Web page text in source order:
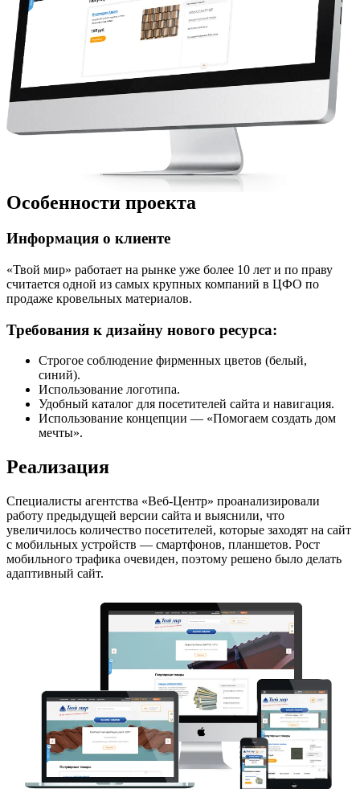
Особенности проекта
Информация о клиенте
«Твой мир» работает на рынке уже более 10 лет и по праву
считается одной из самых крупных компаний в ЦФО по
продаже кровельных материалов.
Требования к дизайну нового ресурса:
Строгое соблюдение фирменных цветов (белый,
синий).
Использование логотипа.
Удобный каталог для посетителей сайта и навигация.
Использование концепции — «Помогаем создать дом
мечты».
Реализация
Специалисты агентства «Веб-Центр» проанализировали
работу предыдущей версии сайта и выяснили, что
увеличилось количество посетителей, которые заходят на сайт
с мобильных устройств — смартфонов, планшетов. Рост
мобильного трафика очевиден, поэтому решено было делать
адаптивный сайт.